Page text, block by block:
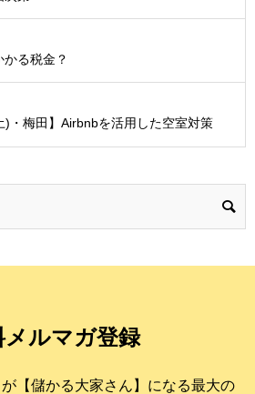
る税金？
)・梅田】Airbnbを活用した空室対策
メルマガ登録
が【儲かる大家さん】になる最大の